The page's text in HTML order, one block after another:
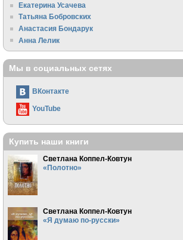
Екатерина Усачева
Татьяна Бобровских
Анастасия Бондарук
Анна Лелик
Мы в социальных сетях
ВКонтакте
YouTube
Купить наши книги
Светлана Коппел-Ковтун
«Полотно»
Светлана Коппел-Ковтун
«Я думаю по-русски»